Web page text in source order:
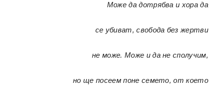
Може да дотрябва и хора да
се убиват, свобода без жертви
не може. Може и да не сполучим,
но ще посеем поне семето, от което